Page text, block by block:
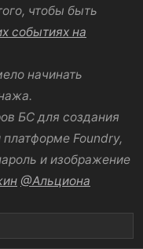
чтобы быть
событиях на
начинать
БС для создания
платформе Foundry,
и изображение
@Альциона